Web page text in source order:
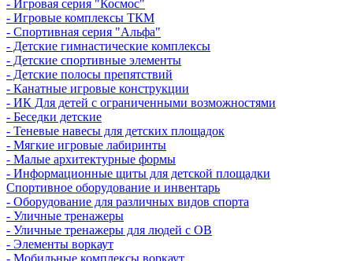
- Игровая серия "Космос"
- Игровые комплексы ТКМ
- Спортивная серия "Альфа"
- Детские гимнастические комплексы
- Детские спортивные элементы
- Детские полосы препятствий
- Канатные игровые конструкции
- ИК Для детей с ограниченными возможностями
- Беседки детские
- Теневые навесы для детских площадок
- Мягкие игровые лабиринты
- Малые архитектурные формы
- Информационные щиты для детской площадки
Спортивное оборудование и инвентарь
- Оборудование для различных видов спорта
- Уличные тренажеры
- Уличные тренажеры для людей с ОВ
- Элементы воркаут
- Мобильные комплексы воркаут